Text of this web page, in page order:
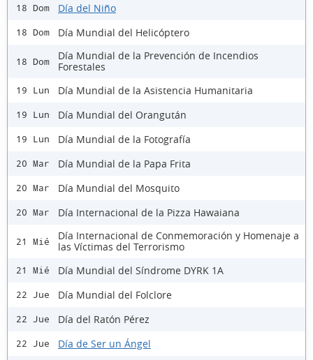
18 Dom Día del Niño
18 Dom Día Mundial del Helicóptero
18 Dom
Día Mundial de la Prevención de Incendios
Forestales
19 Lun Día Mundial de la Asistencia Humanitaria
19 Lun Día Mundial del Orangután
19 Lun Día Mundial de la Fotografía
20 Mar Día Mundial de la Papa Frita
20 Mar Día Mundial del Mosquito
20 Mar Día Internacional de la Pizza Hawaiana
21 Mié
Día Internacional de Conmemoración y Homenaje a
las Víctimas del Terrorismo
21 Mié Día Mundial del Síndrome DYRK 1A
22 Jue Día Mundial del Folclore
22 Jue Día del Ratón Pérez
22 Jue Día de Ser un Ángel